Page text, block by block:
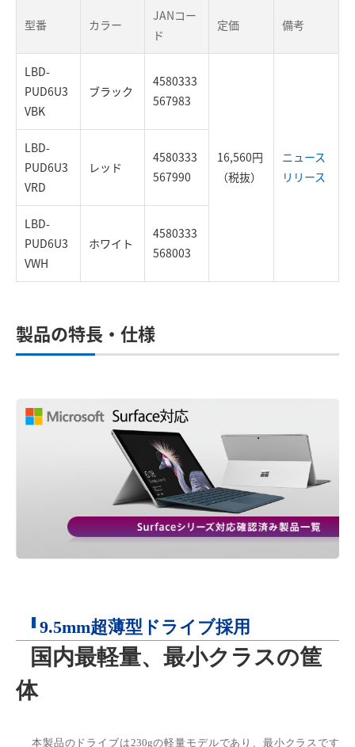
型番 カラー
JANコー
ド
定価 備考
LBD-
PUD6U3
VBK
ブラック
4580333
567983
16,560円
（税抜）
ニュース
リリース
LBD-
PUD6U3
VRD
レッド
4580333
567990
LBD-
PUD6U3
VWH
ホワイト
4580333
568003
製品の特長・仕様
9.5mm超薄型ドライブ採用
国内最軽量、最小クラスの筐
体
本製品のドライブは230gの軽量モデルであり、最小クラスです